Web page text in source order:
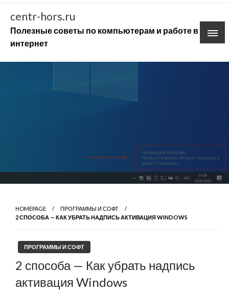
Skip
content
centr-hors.ru
Полезные советы по компьютерам и работе в
интернет
HOMEPAGE
ПРОГРАММЫ И СОФТ
2 СПОСОБА — КАК УБРАТЬ НАДПИСЬ АКТИВАЦИЯ WINDOWS
ПРОГРАММЫ И СОФТ
2 способа — Как убрать надпись
активация Windows